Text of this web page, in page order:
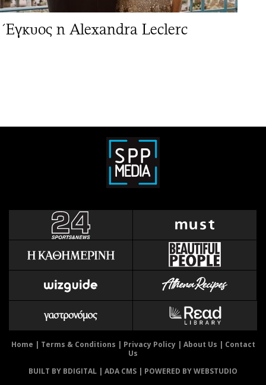
Έγκυος η Alexandra Leclerc
Home | Terms & Conditions | Privacy Policy| About Us | Contact
Us
BUILT BY BDIGITAL | ADA CMS | POWERED BY WEBSTUDIO